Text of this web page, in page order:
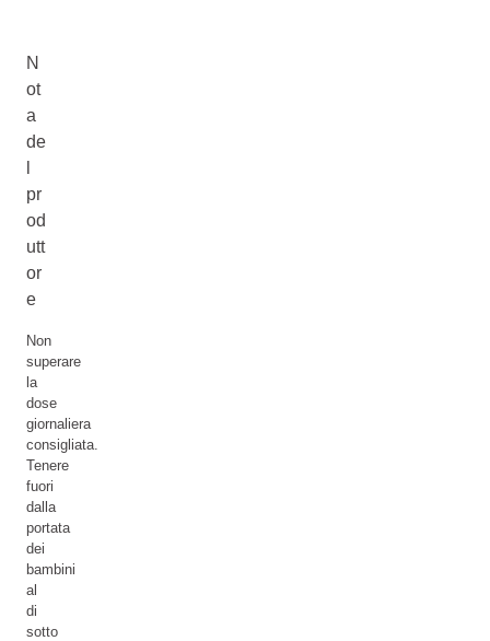
N
ot
a
de
pr
od
utt
or
e
Non
superare
la
dose
giornaliera
consigliata.
Tenere
fuori
dalla
portata
dei
bambini
al
di
sotto